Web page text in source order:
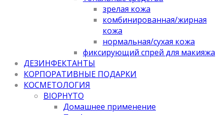
зрелая кожа
комбинированная/жирная
кожа
нормальная/cухая кожа
фиксирующий спрей для макияжа
ДЕЗИНФЕКТАНТЫ
КОРПОРАТИВНЫЕ ПОДАРКИ
КОСМЕТОЛОГИЯ
BIOPHYTO
Домашнее применение